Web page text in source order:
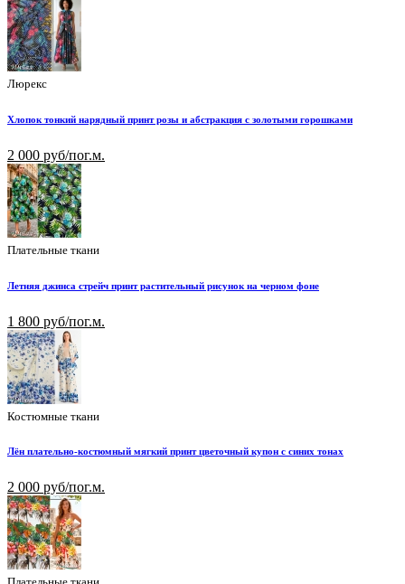
Люрекс
Хлопок тонкий нарядный принт розы и абстракция с золотыми горошками
2 000 руб/пог.м.
Плательные ткани
Летняя джинса стрейч принт растительный рисунок на черном фоне
1 800 руб/пог.м.
Костюмные ткани
Лён плательно-костюмный мягкий принт цветочный купон с синих тонах
2 000 руб/пог.м.